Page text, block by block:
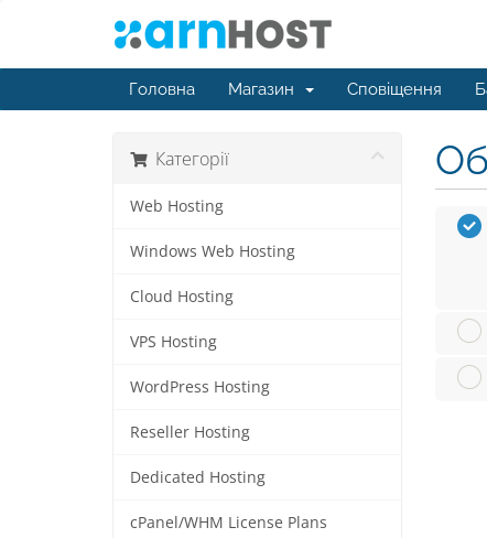
Головна Магазин Сповіщення
Категорії
Web Hosting
Windows Web Hosting
Cloud Hosting
VPS Hosting
WordPress Hosting
Reseller Hosting
Dedicated Hosting
cPanel/WHM License Plans